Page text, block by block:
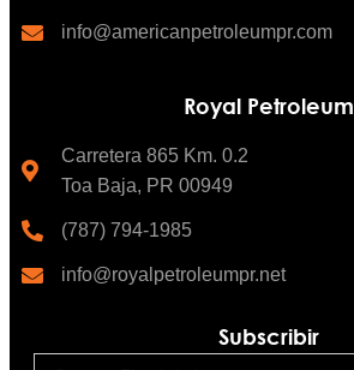
info@americanpetroleumpr.com
Royal Petroleum
Carretera 865 Km. 0.2
Toa Baja, PR 00949
(787) 794-1985
info@royalpetroleumpr.net
Subscribir